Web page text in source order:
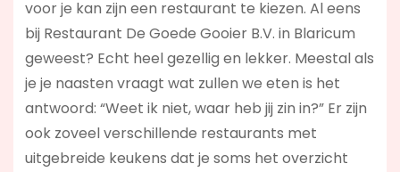
voor je kan zijn een restaurant te kiezen. Al eens
bij Restaurant De Goede Gooier B.V. in Blaricum
geweest? Echt heel gezellig en lekker. Meestal als
je je naasten vraagt wat zullen we eten is het
antwoord: “Weet ik niet, waar heb jij zin in?” Er zijn
ook zoveel verschillende restaurants met
uitgebreide keukens dat je soms het overzicht